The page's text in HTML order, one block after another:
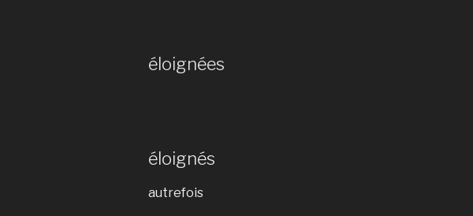
éloignées
éloignés
autrefois